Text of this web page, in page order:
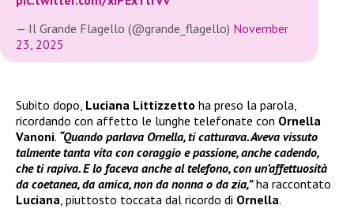
— Il Grande Flagello (@grande_flagello) November
23, 2025
Subito dopo, Luciana Littizzetto ha preso la parola,
ricordando con affetto le lunghe telefonate con Ornella
Vanoni. “Quando parlava Ornella, ti catturava. Aveva vissuto
talmente tanta vita con coraggio e passione, anche cadendo,
che ti rapiva. E lo faceva anche al telefono, con un’affettuosità
da coetanea, da amica, non da nonna o da zia,”ha raccontato
Luciana , piuttosto toccata dal ricordo di Ornella.